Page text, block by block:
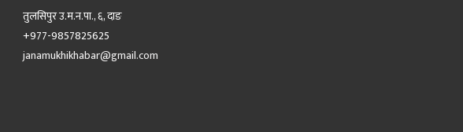
तुलसिपुर उ.म.न.पा., ६, दाङ
+977-9857825625
janamukhikhabar@gmail.com